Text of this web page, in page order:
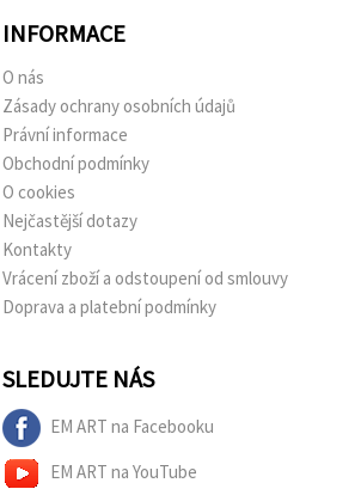
INFORMACE
O nás
Zásady ochrany osobních údajů
Právní informace
Obchodní podmínky
O cookies
Nejčastější dotazy
Kontakty
Vrácení zboží a odstoupení od smlouvy
Doprava a platební podmínky
SLEDUJTE NÁS
EM ART na Facebooku
EM ART na YouTube